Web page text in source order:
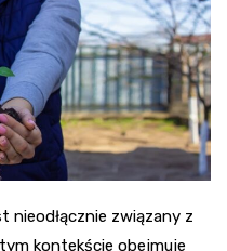
nieodłącznie związany z
kontekście obejmuje